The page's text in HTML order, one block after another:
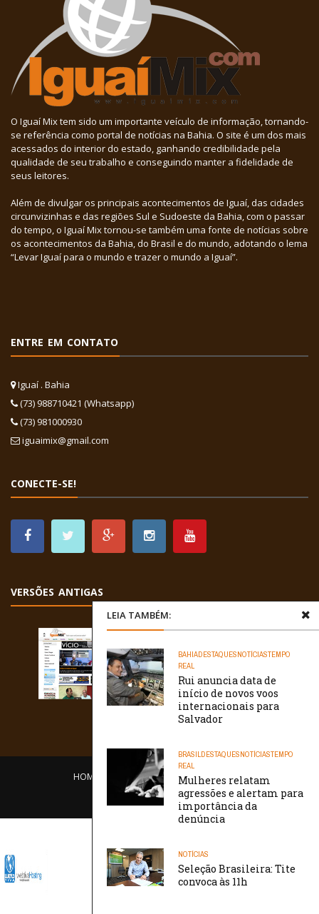
LEIA TAMBÉM:
BAHIADESTAQUESNOTÍCIASTEMPO
REAL
Rui anuncia data de
início de novos voos
internacionais para
Salvador
BRASILDESTAQUESNOTÍCIASTEMPO
REAL
Mulheres relatam
agressões e alertam para
importância da
denúncia
NOTÍCIAS
Seleção Brasileira: Tite
convoca às 11h
O Iguaí Mix tem sido um importante veículo de informação, tornando-
se referência como portal de notícias na Bahia. O site é um dos mais
acessados do interior do estado, ganhando credibilidade pela
qualidade de seu trabalho e conseguindo manter a fidelidade de
seus leitores.
Além de divulgar os principais acontecimentos de Iguaí, das cidades
circunvizinhas e das regiões Sul e Sudoeste da Bahia, com o passar
do tempo, o Iguaí Mix tornou-se também uma fonte de notícias sobre
os acontecimentos da Bahia, do Brasil e do mundo, adotando o lema
“Levar Iguaí para o mundo e trazer o mundo a Iguaí”.
ENTRE EM CONTATO
Iguaí . Bahia
(73) 988710421 (Whatsapp)
(73) 981000930
iguaimix@gmail.com
CONECTE-SE!
VERSÕES ANTIGAS
HOME EQUIPE O PORTAL CONTATO
/// WebtivaHOSTING